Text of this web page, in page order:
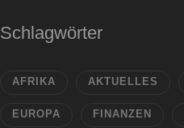
Schlagwörter
AFRIKA AKTUELLES
EUROPA FINANZEN